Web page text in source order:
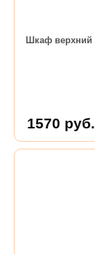
Шкаф верхний
1570 руб.